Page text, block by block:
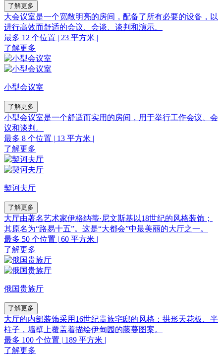
了解更多
大会议室是一个宽敞明亮的房间，配备了所有必要的设备，以
进行高效而舒适的会议、会谈、谈判和演示。
最多 12 个位置 | 23 平方米 |
了解更多
小型会议室
了解更多
小型会议室是一个舒适而实用的房间，用于举行工作会议、会
议和谈判。
最多 8 个位置 | 13 平方米 |
了解更多
契诃夫厅
了解更多
大厅由著名艺术家伊格纳蒂·尼文斯基以18世纪的风格装饰；
其原名为“路易十五”。这是“大都会”中最美丽的大厅之一。
最多 50 个位置 | 60 平方米 |
了解更多
俄国贵族厅
了解更多
大厅的内部装饰采用16世纪贵族宅邸的风格：拱形天花板、半
柱子，墙壁上覆盖着描绘伊甸园的藤蔓图案。
最多 100 个位置 | 189 平方米 |
了解更多